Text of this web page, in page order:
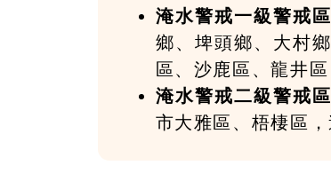
淹水警戒一級警戒區
鄉、埤頭鄉、大村
區、沙鹿區、龍井
淹水警戒二級警戒區
市大雅區、梧棲區